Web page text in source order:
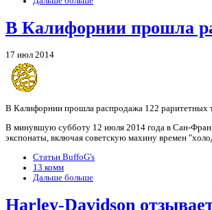
В Калифорнии прошла
17 июл 2014
В Калифорнии прошла распродажа 122 раритетных
В минувшую субботу 12 июля 2014 года в Сан-
экспонаты, включая советскую махину времен
Статьи BuffoG's
13 комм
Дальше больше
Harley-Davidson